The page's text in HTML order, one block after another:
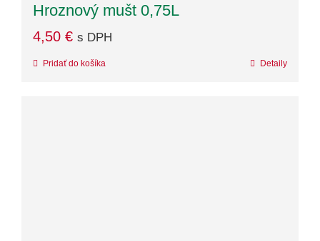
Hroznový mušt 0,75L
4,50 € s DPH
Pridať do košíka Detaily